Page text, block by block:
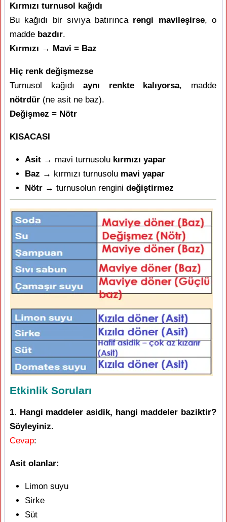
Kırmızı turnusol kağıdı
Bu kağıdı bir sıvıya batırınca rengi mavileşirse, o
madde bazdır.
Kırmızı → Mavi = Baz
Hiç renk değişmezse
Turnusol kağıdıaynı renkte kalıyorsa, madde
nötrdür (ne asit ne baz).
Değişmez = Nötr
KISACASI
Asit → mavi turnusolu kırmızı yapar
Baz → kırmızı turnusolu mavi yapar
Nötr → turnusolun rengini değiştirmez
Etkinlik Soruları
1. Hangi maddeler asidik, hangi maddeler baziktir?
Söyleyiniz.
Cevap:
Asit olanlar:
Limon suyu
Sirke
Süt